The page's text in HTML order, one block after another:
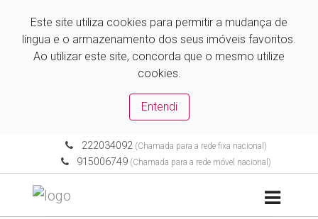
Este site utiliza cookies para permitir a mudança de
língua e o armazenamento dos seus imóveis favoritos.
Ao utilizar este site, concorda que o mesmo utilize
cookies.
Entendi
222034092(Chamada para a rede fixa nacional)
915006749 (Chamada para a rede móvel nacional)